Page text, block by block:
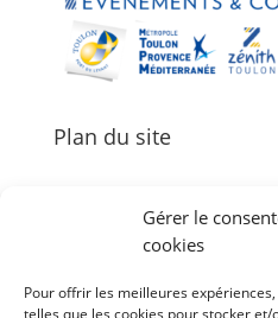
Gérer le
cookies
Pour offrir les meilleures
telles que les cookies pour stocker
Plan du site
Zénith